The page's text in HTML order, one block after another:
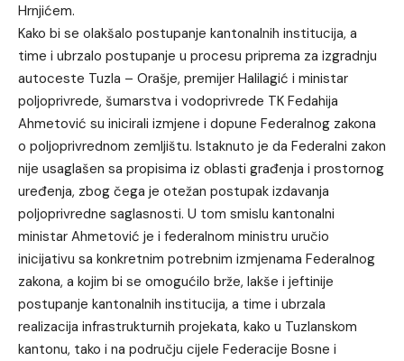
Hrnjićem.
Kako bi se olakšalo postupanje kantonalnih institucija, a
time i ubrzalo postupanje u procesu priprema za izgradnju
autoceste Tuzla – Orašje, premijer Halilagić i ministar
poljoprivrede, šumarstva i vodoprivrede TK Fedahija
Ahmetović su inicirali izmjene i dopune Federalnog zakona
o poljoprivrednom zemljištu. Istaknuto je da Federalni zakon
nije usaglašen sa propisima iz oblasti građenja i prostornog
uređenja, zbog čega je otežan postupak izdavanja
poljoprivredne saglasnosti. U tom smislu kantonalni
ministar Ahmetović je i federalnom ministru uručio
inicijativu sa konkretnim potrebnim izmjenama Federalnog
zakona, a kojim bi se omogućilo brže, lakše i jeftinije
postupanje kantonalnih institucija, a time i ubrzala
realizacija infrastrukturnih projekata, kako u Tuzlanskom
kantonu, tako i na području cijele Federacije Bosne i